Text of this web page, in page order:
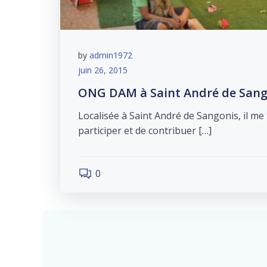
by admin1972
juin 26, 2015
ONG DAM à Saint André de
Localisée à Saint André de Sangonis, il
participer et de contribuer […]
0